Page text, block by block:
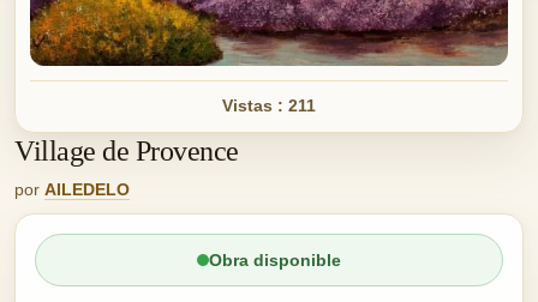
Vistas : 211
Village de Provence
por AILEDELO
Obra disponible